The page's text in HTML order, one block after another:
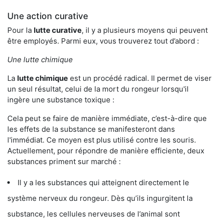
Une action curative
Pour la lutte curative, il y a plusieurs moyens qui peuvent
être employés. Parmi eux, vous trouverez tout d’abord :
Une lutte chimique
La lutte chimique est un procédé radical. Il permet de viser
un seul résultat, celui de la mort du rongeur lorsqu'il
ingère une substance toxique :
Cela peut se faire de manière immédiate, c’est-à-dire que
les effets de la substance se manifesteront dans
l'immédiat. Ce moyen est plus utilisé contre les souris.
Actuellement, pour répondre de manière efficiente, deux
substances priment sur marché :
Il y a les substances qui atteignent directement le
système nerveux du rongeur. Dès qu’ils ingurgitent la
substance, les cellules nerveuses de l’animal sont